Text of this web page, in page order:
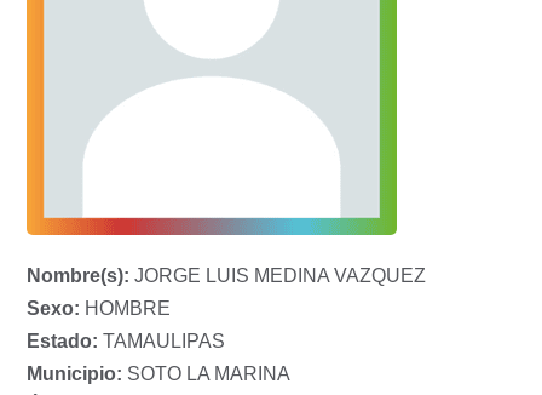
Nombre(s): JORGE LUIS MEDINA VAZQUEZ
Sexo: HOMBRE
Estado: TAMAULIPAS
Municipio: SOTO LA MARINA